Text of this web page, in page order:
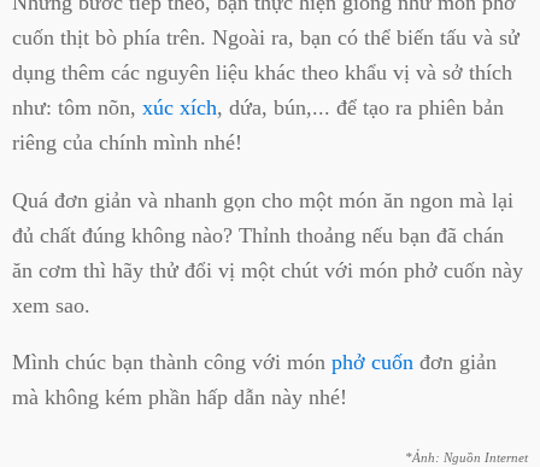
cuốn thịt bò phía trên. Ngoài ra, bạn có thể biến tấu và sử
dụng thêm các nguyên liệu khác theo khẩu vị và sở thích
như: tôm nõn, xúc xích, dứa, bún,... để tạo ra phiên bản
riêng của chính mình nhé!
Quá đơn giản và nhanh gọn cho một món ăn ngon mà lại
đủ chất đúng không nào? Thỉnh thoảng nếu bạn đã chán
ăn cơm thì hãy thử đổi vị một chút với món phở cuốn này
xem sao.
Mình chúc bạn thành công với món phở cuốn đơn giản
mà không kém phần hấp dẫn này nhé!
*Ảnh: Nguồn Internet